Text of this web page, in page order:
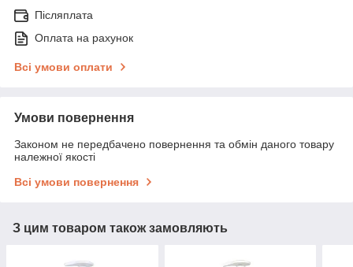
Післяплата
Оплата на рахунок
Всі умови оплати
Умови повернення
Законом не передбачено повернення та обмін даного товару
належної якості
Всі умови повернення
З цим товаром також замовляють